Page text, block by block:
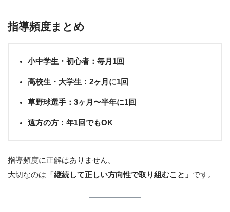
指導頻度まとめ
小中学生・初心者：毎月1回
高校生・大学生：2ヶ月に1回
草野球選手：3ヶ月〜半年に1回
遠方の方：年1回でもOK
指導頻度に正解はありません。
大切なのは 「継続して正しい方向性で取り組むこと」 です。